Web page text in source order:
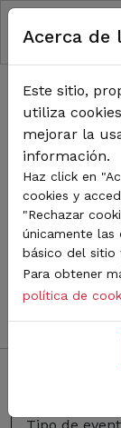
Pasar al
RUTA
Inicio Noticias
TODA
Sigue de
Aragón. Aquí
mucho más.
no te pierdas
Acerca de
Este sitio,
utiliza
mejorar la
información.
Haz click en
cookies y
"Rechazar
únicamente las
básico del sitio
Para obtener
política de